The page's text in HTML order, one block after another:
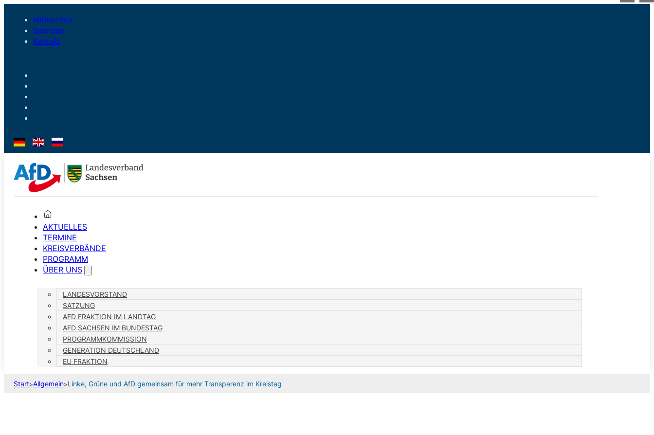
Mitmachen
Spenden
Kontakt
AKTUELLES
TERMINE
KREISVERBÄNDE
PROGRAMM
ÜBER UNS
LANDESVORSTAND
SATZUNG
AFD FRAKTION IM LANDTAG
AFD SACHSEN IM BUNDESTAG
PROGRAMMKOMMISSION
GENERATION DEUTSCHLAND
EU FRAKTION
Start>Allgemein>Linke, Grüne und AfD gemeinsam für mehr Transparenz im Kreistag